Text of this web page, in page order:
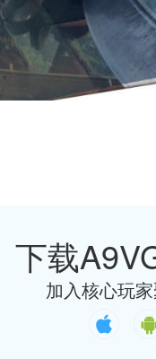
下载
加入核心玩